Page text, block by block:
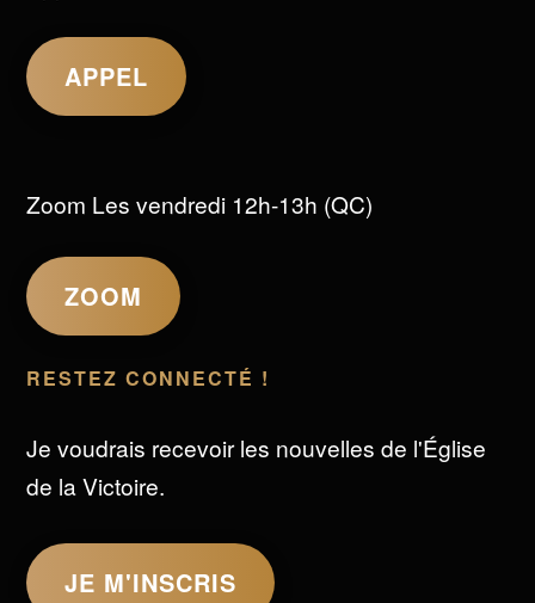
APPEL
Zoom Les vendredi 12h-13h (QC)
ZOOM
RESTEZ CONNECTÉ !
Je voudrais recevoir les nouvelles de l'Église
de la Victoire.
JE M'INSCRIS